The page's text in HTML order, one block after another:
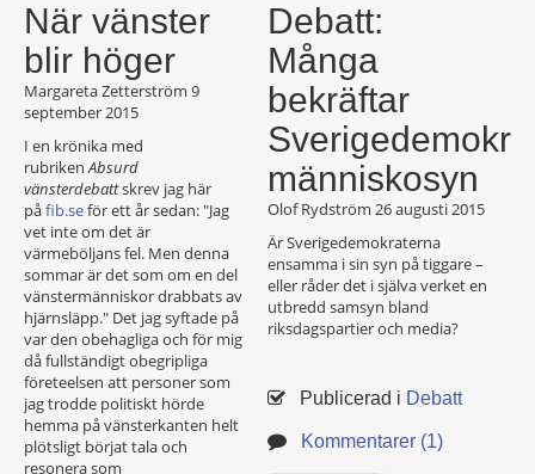
När vänster
blir höger
Margareta Zetterström 9
september 2015
I en krönika med
rubrikenAbsurd
vänsterdebattskrev jag här
påfib.seför ett år sedan: "Jag
vet inte om det är
värmeböljans fel. Men denna
sommar är det som om en del
vänstermänniskor drabbats av
hjärnsläpp." Det jag syftade på
var den obehagliga och för mig
då fullständigt obegripliga
företeelsen att personer som
jag trodde politiskt hörde
hemma på vänsterkanten helt
plötsligt börjat tala och
resonera som
Debatt:
Många
bekräftar
människosyn
Olof Rydström 26 augusti 2015
Är Sverigedemokraterna
ensamma i sin syn på tiggare –
eller råder det i själva verket en
utbredd samsyn bland
riksdagspartier och media?
Publicerad i Debatt
Kommentarer (1)